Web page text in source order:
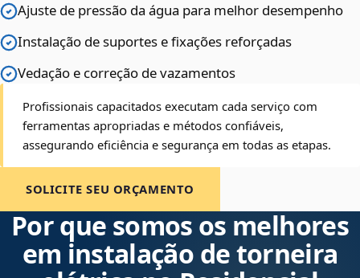
Ajuste de pressão da água para melhor desempenho
Instalação de suportes e fixações reforçadas
Vedação e correção de vazamentos
Profissionais capacitados executam cada serviço com
ferramentas apropriadas e métodos confiáveis,
assegurando eficiência e segurança em todas as etapas.
SOLICITE SEU ORÇAMENTO
Por que somos os melhores
em instalação de torneira